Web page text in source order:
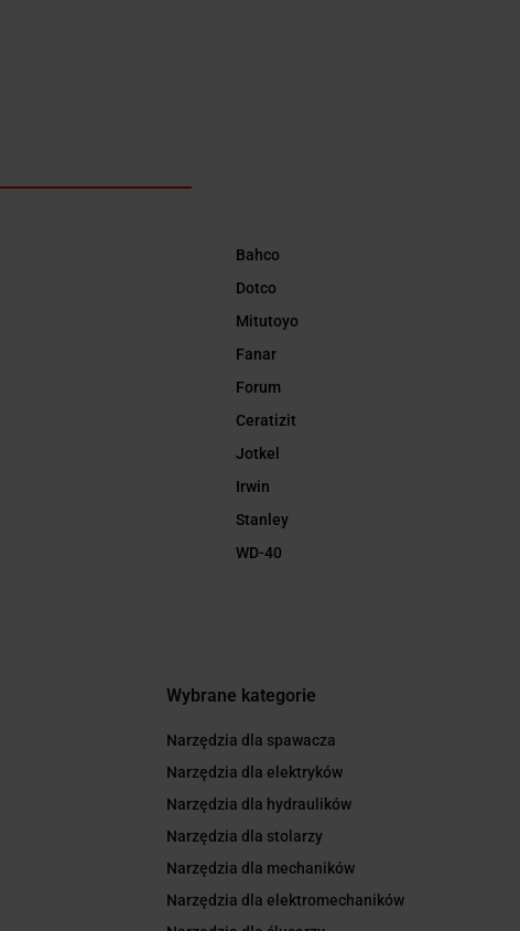
Bahco
Dotco
Mitutoyo
Fanar
Forum
Ceratizit
Jotkel
Irwin
Stanley
WD-40
Wybrane kategorie
Narzędzia dla spawacza
Narzędzia dla elektryków
Narzędzia dla hydraulików
Narzędzia dla stolarzy
Narzędzia dla mechaników
Narzędzia dla elektromechaników